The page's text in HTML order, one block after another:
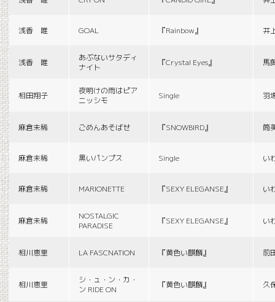
浅香 唯 GOAL 『Rainbow』 井
浅香 唯
あぶないサタディ
ナイト
『Crystal Eyes』 馬
相田翔子
夜明けの雨はピア
ニッシモ
Single 羽
麻倉未稀 ごめんあそばせ 『SNOWBIRD』 筒
麻倉未稀 黒いパンプス Single い
麻倉未稀 MARIONETTE 『SEXY ELEGANSE』 い
麻倉未稀
NOSTALGIC
PARADISE
『SEXY ELEGANSE』 い
相川恵里 LA FASCNATION 『黄色い麒麟』 前
相川恵里
シ・ュ・ン・カ・
ン RIDE ON
『黄色い麒麟』 久